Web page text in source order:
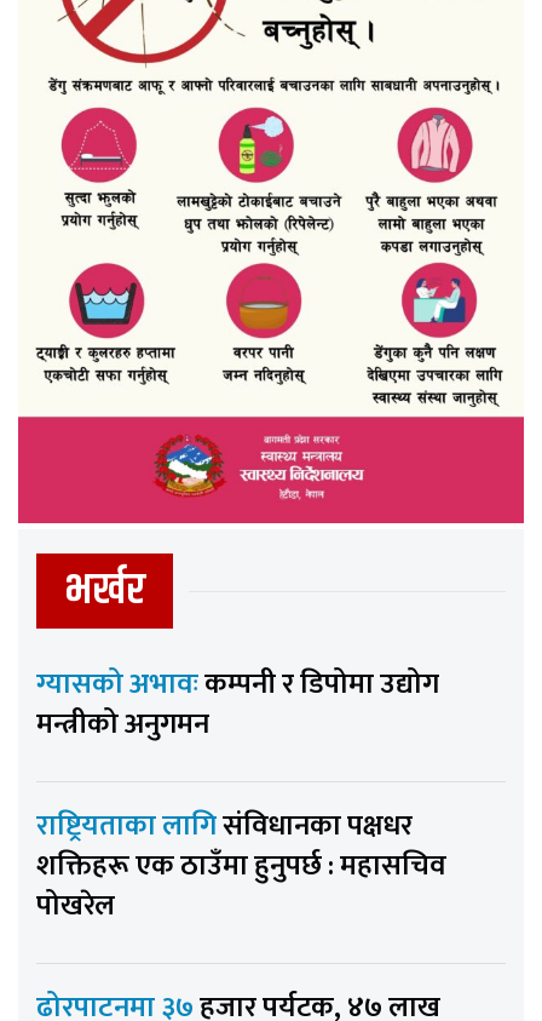
भर्खर
ग्यासको अभावःकम्पनी र डिपोमा उद्योग
मन्त्रीको अनुगमन
राष्ट्रियताका लागिसंविधानका पक्षधर
शक्तिहरू एक ठाउँमा हुनुपर्छ : महासचिव
पोखरेल
ढोरपाटनमा ३७हजार पर्यटक, ४७ लाख